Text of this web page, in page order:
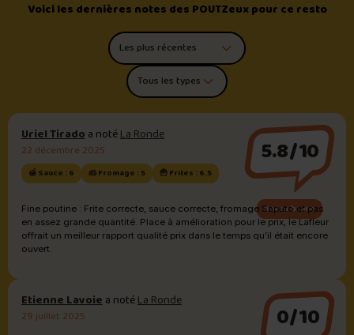
Voici les dernières notes des POUTZeux pour ce resto
Trier les commentaires
Filtrer par type de poutine
Uriel Tiradoa notéLa Ronde
22 décembre 2025
🍯 Sauce : 6 🧀 Fromage : 5 🍟 Frites : 6.5
5.8/10
Sauce brune
Fine poutine : Frite correcte, sauce correcte, fromage Saputo et pas
en assez grande quantité. Place à amélioration pour le prix, le Lafleur
offrait un meilleur rapport qualité prix dans le temps qu’il était encore
ouvert.
Etienne Lavoiea notéLa Ronde
29 juillet 2025 0/10